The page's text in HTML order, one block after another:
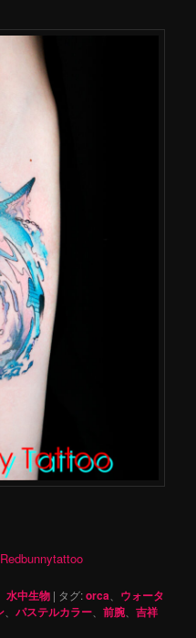
、水中生物 | タグ:orca
ウォータ
、パステルカラー 、前腕 、吉祥